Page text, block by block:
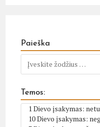
Paieška
Temos: